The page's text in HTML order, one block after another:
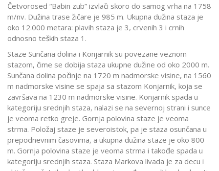
Četvorosed “Babin zub” izvlači skoro do samog vrha na 1758
m/nv. Dužina trase žičare je 985 m. Ukupna dužina staza je
oko 12.000 metara: plavih staza je 3, crvenih 3 i crnih
odnosno teških staza 1.
Staze Sunčana dolina i Konjarnik su povezane veznom
stazom, čime se dobija staza ukupne dužine od oko 2000 m.
Sunčana dolina počinje na 1720 m nadmorske visine, na 1560
m nadmorske visine se spaja sa stazom Konjarnik, koja se
završava na 1230 m nadmorske visine. Konjarnik spada u
kategoriju srednjih staza, nalazi se na severnoj strani i sunce
je veoma retko greje. Gornja polovina staze je veoma
strma. Položaj staze je severoistok, pa je staza osunčana u
prepodnevnim časovima, a ukupna dužina staze je oko 800
m. Gornja polovina staze je veoma strma i takođe spada u
kategoriju srednjih staza. Staza Markova livada je za decu i